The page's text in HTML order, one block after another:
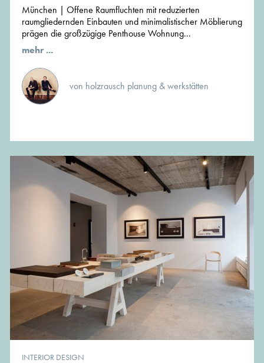
München | Offene Raumfluchten mit reduzierten
raumgliedernden Einbauten und minimalistischer Möblierung
prägen die großzügige Penthouse Wohnung...
mehr ...
von holzrausch planung & werkstätten
INTERIOR DESIGN